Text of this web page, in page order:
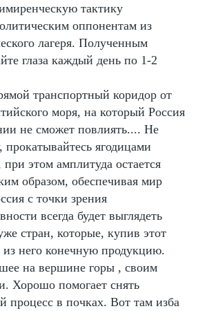
тактику
оппонентам из
лагеря. Полученным
глаза каждый день по 1-2
транспортный коридор от
моря, на который Россия
не сможет повлиять.... Не
прокатывайтесь ягодицами
при этом амплитуда остается
образом, обеспечивая мир
с точки зрения
всегда будет выглядеть
стран, которые, купив этот
из него конечную продукцию.
на вершине горы , своим
Хорошо помогает снять
процесс в почках. Вот там изба